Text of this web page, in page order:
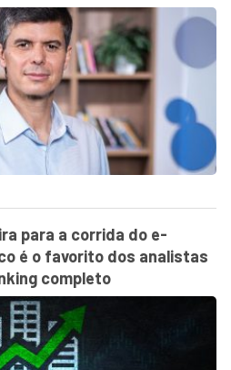
para a corrida do e-
é o favorito dos analistas
completo